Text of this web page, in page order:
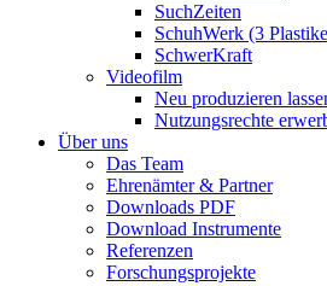
SuchZeiten
SchuhWerk (3
SchwerKraft
Videofilm
Neu produzieren
Nutzungsrechte
Über uns
Das Team
Ehrenämter & Partner
Downloads PDF
Download Instrumente
Referenzen
Forschungsprojekte